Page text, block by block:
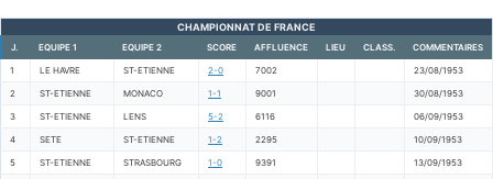
CHAMPIONNAT DE FRANCE
J. EQUIPE 1 EQUIPE 2 SCORE AFFLUENCE LIEU CLASS. COMMENTAIRES
1 LE HAVRE ST-ETIENNE 2-0 7002 23/08/1953
2 ST-ETIENNE MONACO 1-1 9001 30/08/1953
3 ST-ETIENNE LENS 5-2 6116 06/09/1953
4 SETE ST-ETIENNE 1-2 2295 10/09/1953
5 ST-ETIENNE STRASBOURG 1-0 9391 13/09/1953